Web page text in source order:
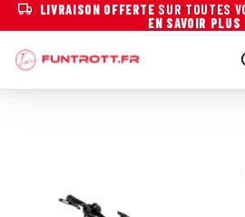
LIVRAISON OFFERTE SUR TOUTES
EN SAVOIR